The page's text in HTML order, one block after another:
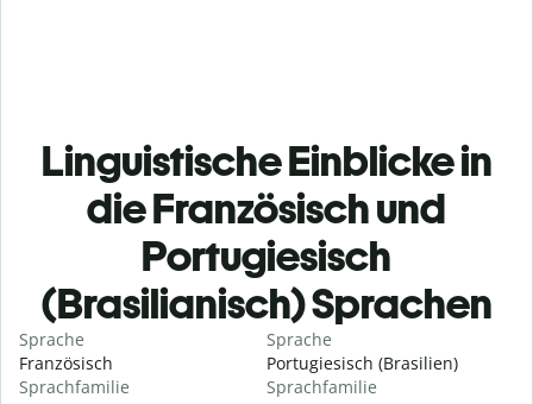
Linguistische Einblicke in
die Französisch und
Portugiesisch
(Brasilianisch) Sprachen
Sprache
Französisch
Sprachfamilie
Sprache
Portugiesisch (Brasilien)
Sprachfamilie